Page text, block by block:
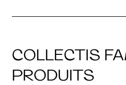
COLLECTIS
PRODUITS